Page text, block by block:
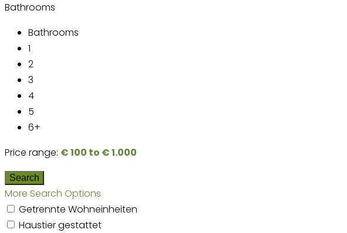
Bathrooms
Bathrooms
1
2
3
4
5
6+
Price range: € 100 to € 1.000
More Search Options
Getrennte Wohneinheiten
Haustier gestattet